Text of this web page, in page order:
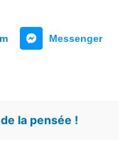
Messenger
la pensée !